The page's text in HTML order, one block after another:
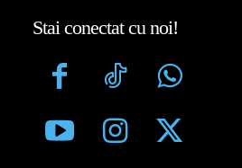
Stai conectat cu noi!